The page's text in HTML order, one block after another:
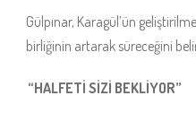
Gülpınar, Karagül’ün
birliğinin artarak süreceğini
“HALFETİ SİZİ BEKLİYOR”